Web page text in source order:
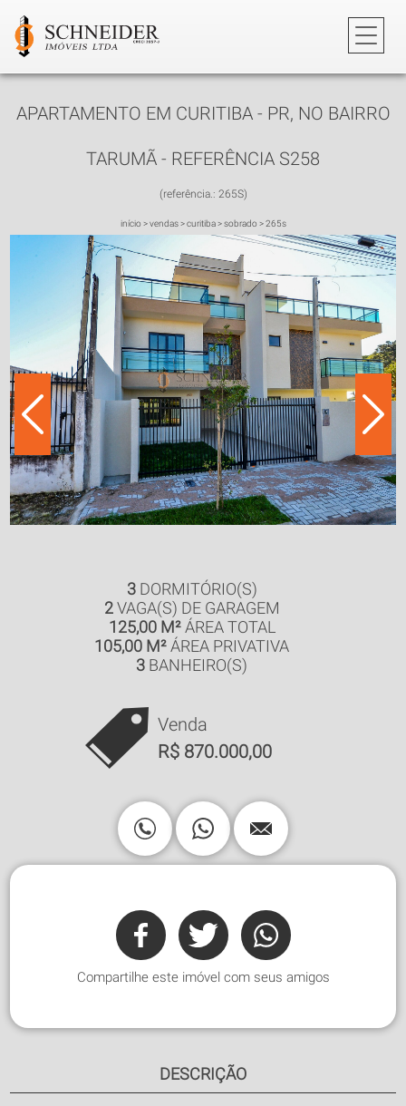
APARTAMENTO EM CURITIBA - PR, NO BAIRRO
TARUMÃ - REFERÊNCIA S258
(referência.: 265S)
início >vendas>curitiba>sobrado >265s
3 DORMITÓRIO(S)
2VAGA(S) DE GARAGEM
125,00 M²ÁREA TOTAL
105,00 M²ÁREA PRIVATIVA
3 BANHEIRO(S)
Venda
R$ 870.000,00
Compartilhe este imóvel com seus amigos
DESCRIÇÃO